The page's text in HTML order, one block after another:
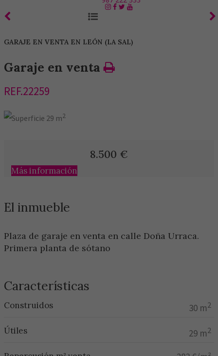
GARAJE EN VENTA EN LEÓN (LA SAL)
Garaje en venta
REF.22259
29 m2
8.500 €
Más información
El inmueble
Plaza de garaje en venta en calle Doña Urraca.
Primera planta de sótano
Características
Construidos 30 m2
Útiles 29 m2